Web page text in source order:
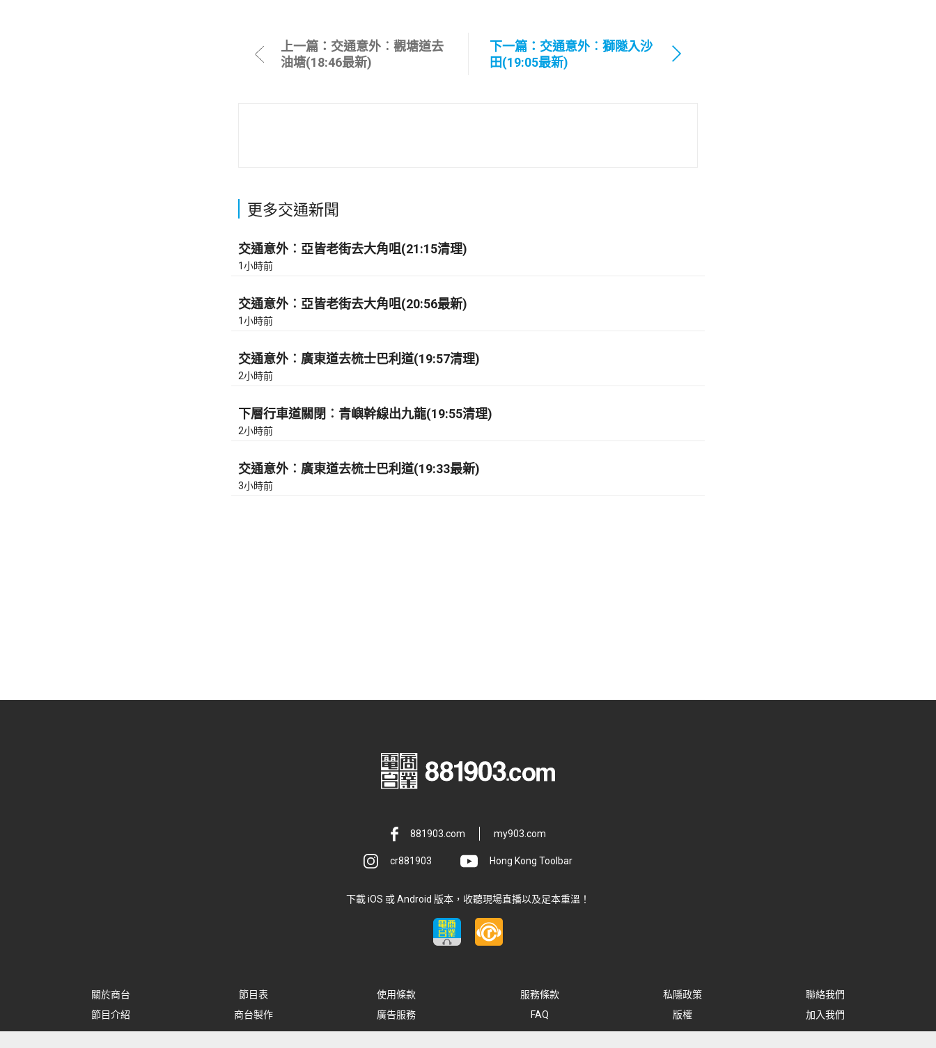
上一篇：交通意外︰觀塘道去
油塘(18:46最新)
下一篇：交通意外︰獅隧入沙
田(19:05最新)
更多交通新聞
交通意外︰亞皆老街去大角咀(21:15清理)
1小時前
交通意外︰亞皆老街去大角咀(20:56最新)
1小時前
交通意外︰廣東道去梳士巴利道(19:57清理)
2小時前
下層行車道關閉︰青嶼幹線出九龍(19:55清理)
2小時前
交通意外︰廣東道去梳士巴利道(19:33最新)
3小時前
881903.com my903.com
cr881903 Hong Kong Toolbar
下載 iOS 或 Android 版本，收聽現場直播以及足本重溫！
關於商台 節目表 使用條款 服務條款 私隱政策
聯絡我們
節目介紹
商台製作 廣告服務 FAQ 版權 加入我們